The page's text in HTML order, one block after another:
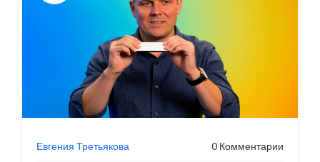
Евгения Третьякова 0 Комментарии